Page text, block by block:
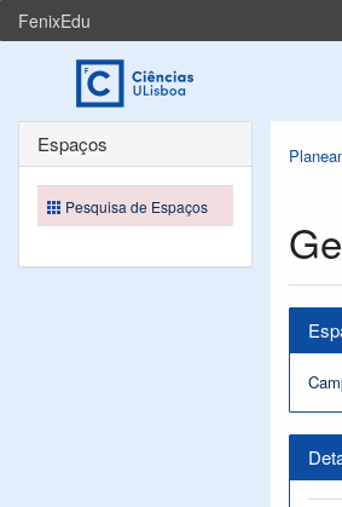
FenixEdu
Espaços
Pesquisa de Espaços